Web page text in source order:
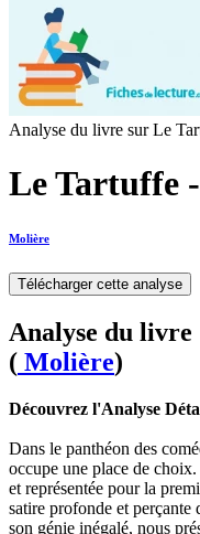
Analyse du livre sur Le
Le Tartuffe
Molière
Télécharger cette analyse
Analyse du
( Molière)
Découvrez l'Analyse
Dans le panthéon des
occupe une place de
et représentée pour la
satire profonde et
son génie inégalé, nous